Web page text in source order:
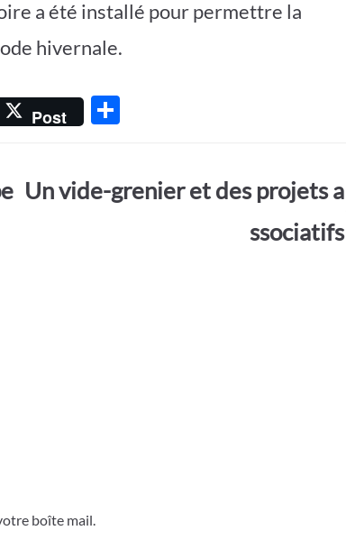
a été installé pour permettre la
hivernale.
Post
g
Un vide-grenier et des projets a
ssociatifs
boîte mail.